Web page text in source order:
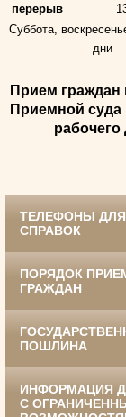
Ануприенко Иван
суда
в период с 1965 по
Труженица тыла
Великой
Экспедитор
перерыв
Суббота,
дни
Прием граждан
Приемной суда
рабочего
ТЕЛЕФОНЫ ДЛЯ
СПРАВОК
ПОРЯДОК
ГРАЖДАН
ПОШЛИНА
ИНФОРМАЦИЯ
С